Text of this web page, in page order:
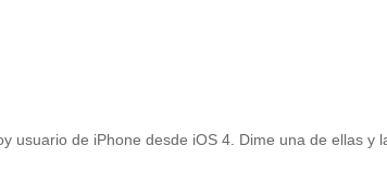
usuario de iPhone desde iOS 4. Dime una de ellas y